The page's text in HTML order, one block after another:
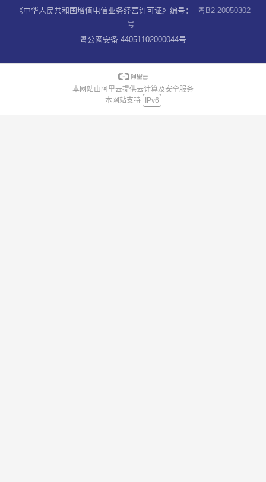
《中华人民共和国增值电信业务经营许可证》编号：
粤B2-20050302
号
粤公网安备 44051102000044号
本网站由阿里云提供云计算及安全服务
本网站支持 IPv6